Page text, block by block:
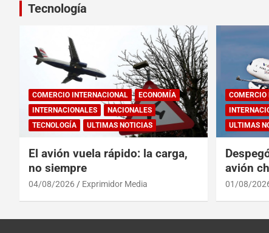
Tecnología
COMERCIO INTERNACIONAL
ECONOMÍA
INTERNACIONALES
NACIONALES
TECNOLOGÍA
ULTIMAS NOTICIAS
El avión vuela rápido: la carga,
no siempre
04/08/2026 Exprimidor Media
COMERCIO
ULTIMAS
avión
reinado
01/08/